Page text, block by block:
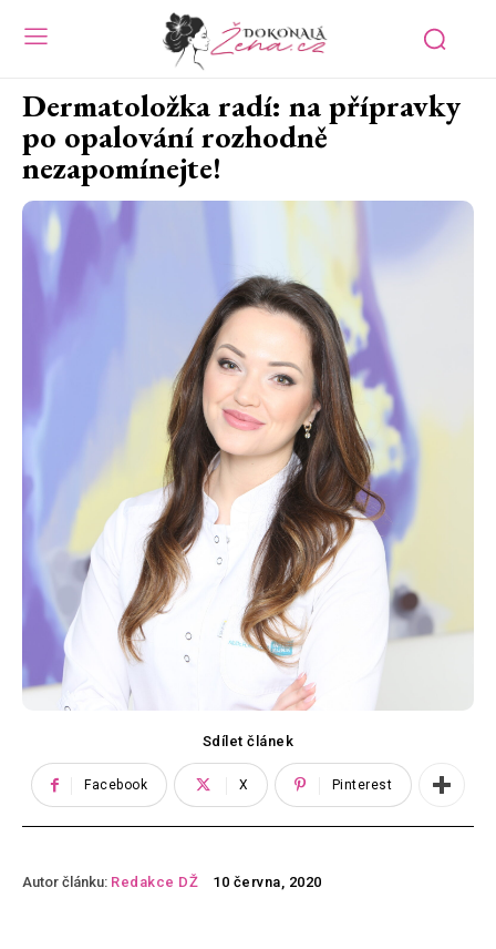
Dermatoložka radí: na přípravky
po opalování rozhodně
nezapomínejte!
Sdílet článek
Facebook X Pinterest
Autor článku: Redakce DŽ 10 června, 2020